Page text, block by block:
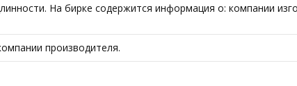
На бирке содержится информация о: компании
производителя.